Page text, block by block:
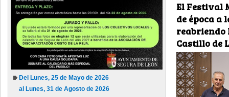
Del Lunes, 25 de Mayo de 2026
al Lunes, 31 de Agosto de 2026
El Festival
de época a
reabriendo
Castillo de